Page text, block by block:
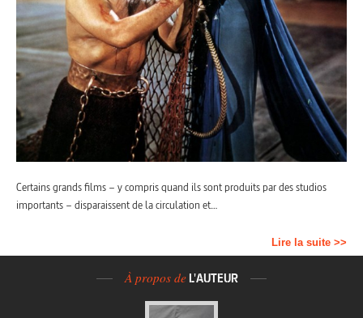
Certains grands films – y compris quand ils sont produits par des studios
importants – disparaissent de la circulation et…
Lire la suite >>
À propos de L'AUTEUR